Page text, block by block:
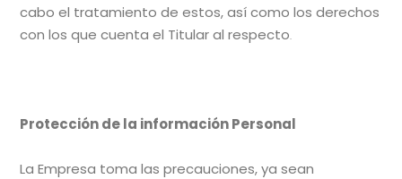
cabo el tratamiento de estos, así como los derechos
con los que cuenta el Titular al respecto.
Protección de la información Personal
La Empresa toma las precauciones, ya sean